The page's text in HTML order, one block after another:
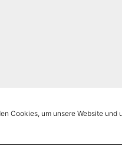
Cookies, um unsere Website und